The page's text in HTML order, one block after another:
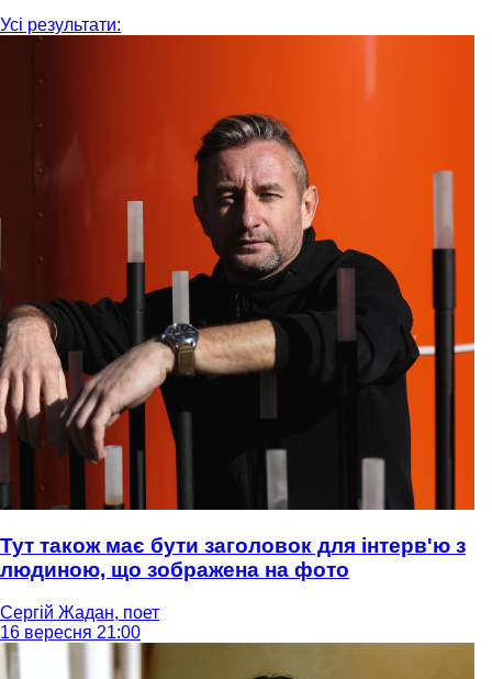
Усі результати:
Тут також має бути заголовок для інтерв'ю з
людиною, що зображена на фото
Сергій Жадан, поет
16 вересня 21:00